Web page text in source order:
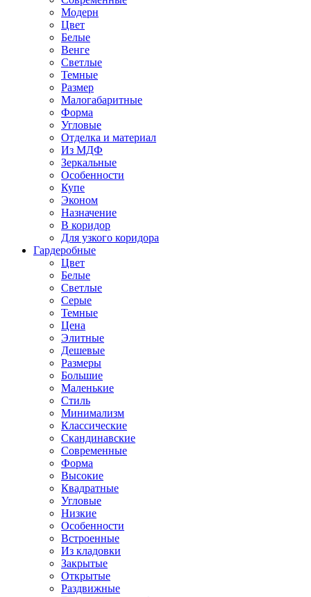
Модерн
Цвет
Белые
Венге
Светлые
Темные
Размер
Малогабаритные
Форма
Угловые
Отделка и материал
Из МДФ
Зеркальные
Особенности
Купе
Эконом
Назначение
В коридор
Для узкого коридора
Гардеробные
Цвет
Белые
Светлые
Серые
Темные
Цена
Элитные
Дешевые
Размеры
Большие
Маленькие
Стиль
Минимализм
Классические
Скандинавские
Современные
Форма
Высокие
Квадратные
Угловые
Низкие
Особенности
Встроенные
Из кладовки
Закрытые
Открытые
Раздвижные